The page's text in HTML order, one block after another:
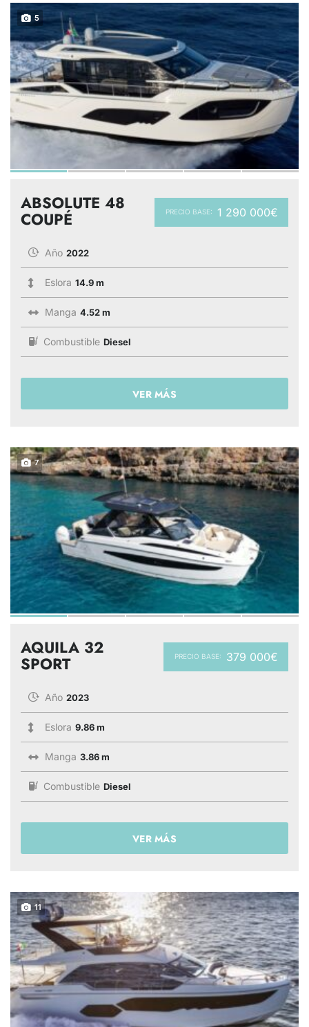
5
PRECIO BASE: 1 290 000€
ABSOLUTE 48
COUPÉ
Año 2022
Eslora 14.9 m
Manga 4.52 m
Combustible Diesel
VER MÁS
7
PRECIO BASE: 379 000€
AQUILA 32
SPORT
Año 2023
Eslora 9.86 m
Manga 3.86 m
Combustible Diesel
VER MÁS
11